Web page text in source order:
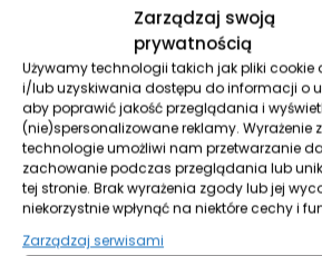
Zarządzaj swoją
prywatnością
Używamy technologii takich jak pliki cookie
i/lub uzyskiwania dostępu do informacji o
aby poprawić jakość przeglądania i
(nie)spersonalizowane reklamy. Wyrażenie
technologie umożliwi nam przetwarzanie
zachowanie podczas przeglądania lub
tej stronie. Brak wyrażenia zgody lub jej
niekorzystnie wpłynąć na niektóre cechy i
Zarządzaj serwisami
młodych kobiet oczekuje, że
odważne działania na rzecz
jeśli nie przynoszą one
finansowych.
Rozbudowana
brand purpose
Aby skutecznie wprowadzić brand